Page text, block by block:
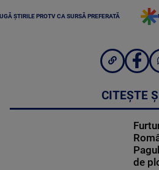
ȘTIRILE PROTV CA SURSĂ PREFERATĂ
CITEȘTE
de